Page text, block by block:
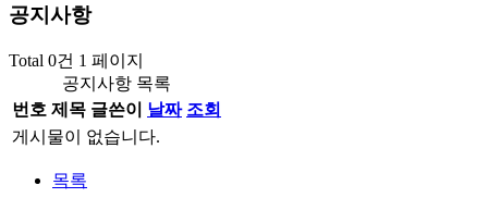
공지 사항
Total 0건 1 페이지
공지사항 목록
번호 제목 글쓴이 날짜 조회
게시물이 없습니다.
목록